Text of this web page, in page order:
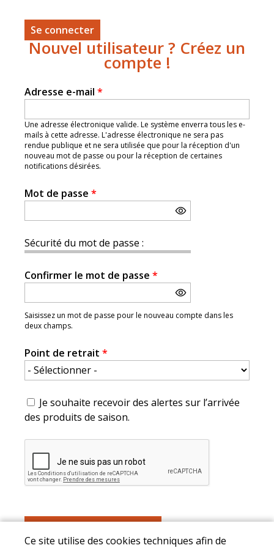
Nouvel utilisateur ? Créez un
compte !
Adresse e-mail *
Une adresse électronique valide. Le système enverra tous les e-
mails à cette adresse. L'adresse électronique ne sera pas
rendue publique et ne sera utilisée que pour la réception d'un
nouveau mot de passe ou pour la réception de certaines
notifications désirées.
Mot de passe *
Sécurité du mot de passe :
Confirmer le mot de passe *
Saisissez un mot de passe pour le nouveau compte dans les
deux champs.
Point de retrait *
Je souhaite recevoir des alertes sur l’arrivée
des produits de saison.
Ce site utilise des cookies techniques afin de